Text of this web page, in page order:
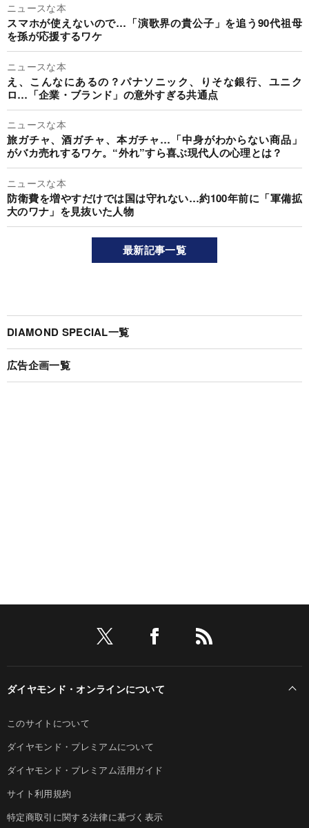
ニュースな本
スマホが使えないので…「演歌界の貴公子」を追う90代祖母
を孫が応援するワケ
ニュースな本
え、こんなにあるの？パナソニック、りそな銀行、ユニク
ロ…「企業・ブランド」の意外すぎる共通点
ニュースな本
旅ガチャ、酒ガチャ、本ガチャ…「中身がわからない商品」
がバカ売れするワケ。“外れ”すら喜ぶ現代人の心理とは？
ニュースな本
防衛費を増やすだけでは国は守れない…約100年前に「軍備拡
大のワナ」を見抜いた人物
最新記事一覧
DIAMOND SPECIAL一覧
広告企画一覧
ダイヤモンド・オンラインについて
このサイトについて
ダイヤモンド・プレミアムについて
ダイヤモンド・プレミアム活用ガイド
サイト利用規約
特定商取引に関する法律に基づく表示